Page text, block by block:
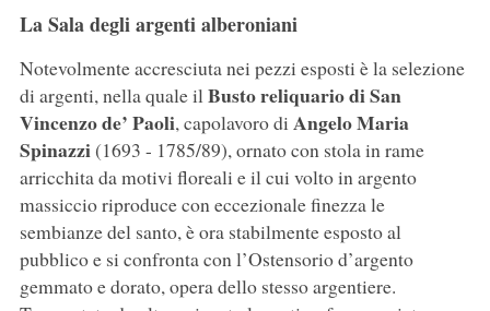
La Sala degli argenti alberoniani
Notevolmente accresciuta nei pezzi esposti è la selezione
di argenti, nella quale ilBusto reliquario di San
Vincenzo de’ Paoli, capolavoro di Angelo Maria
Spinazzi(1693 - 1785/89), ornato con stola in rame
arricchita da motivi floreali e il cui volto in argento
massiccio riproduce con eccezionale finezza le
sembianze del santo, è ora stabilmente esposto al
pubblico e si confronta con l’Ostensorio d’argento
gemmato e dorato, opera dello stesso argentiere.